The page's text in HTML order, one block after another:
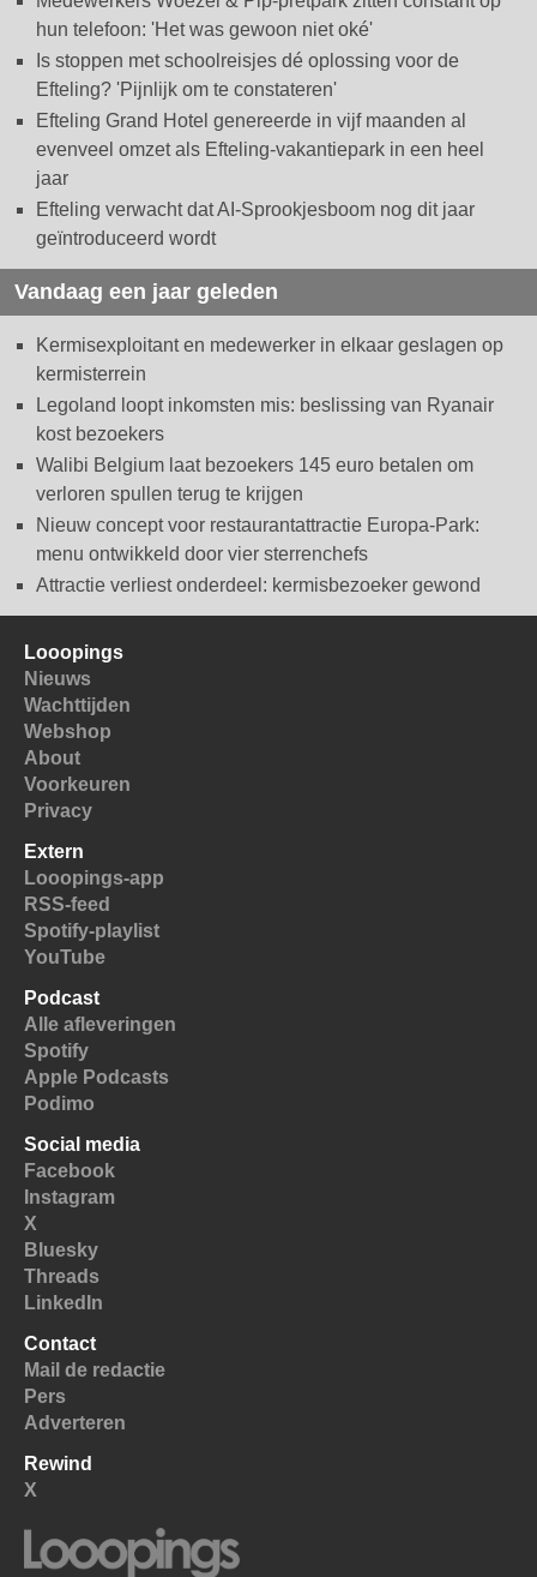
hun telefoon: 'Het was gewoon niet oké'
Is stoppen met schoolreisjes dé oplossing voor de
Efteling? 'Pijnlijk om te constateren'
Efteling Grand Hotel genereerde in vijf maanden al
evenveel omzet als Efteling-vakantiepark in een heel
jaar
Efteling verwacht dat AI-Sprookjesboom nog dit jaar
geïntroduceerd wordt
Vandaag een jaar geleden
Kermisexploitant en medewerker in elkaar geslagen op
kermisterrein
Legoland loopt inkomsten mis: beslissing van Ryanair
kost bezoekers
Walibi Belgium laat bezoekers 145 euro betalen om
verloren spullen terug te krijgen
Nieuw concept voor restaurantattractie Europa-Park:
menu ontwikkeld door vier sterrenchefs
Attractie verliest onderdeel: kermisbezoeker gewond
Looopings
Nieuws
Wachttijden
Webshop
About
Voorkeuren
Privacy
Extern
Looopings-app
RSS-feed
Spotify-playlist
YouTube
Podcast
Alle afleveringen
Spotify
Apple Podcasts
Podimo
Social media
Facebook
Instagram
X
Bluesky
Threads
LinkedIn
Contact
Mail de redactie
Pers
Adverteren
Rewind
X